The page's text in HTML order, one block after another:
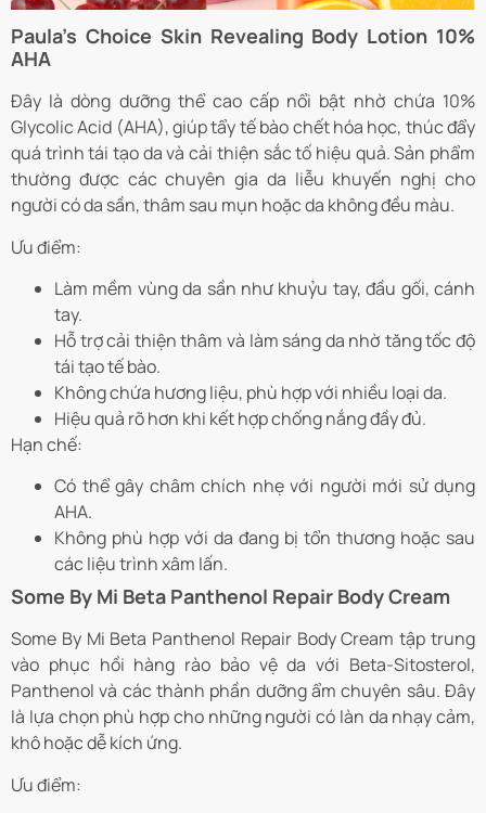
Paula’s Choice Skin Revealing Body Lotion 10%
AHA
Đây là dòng dưỡng thể cao cấp nổi bật nhờ chứa 10%
Glycolic Acid (AHA), giúp tẩy tế bào chết hóa học, thúc đẩy
quá trình tái tạo da và cải thiện sắc tố hiệu quả. Sản phẩm
thường được các chuyên gia da liễu khuyến nghị cho
người có da sần, thâm sau mụn hoặc da không đều màu.
Ưu điểm:
Làm mềm vùng da sần như khuỷu tay, đầu gối, cánh
tay.
Hỗ trợ cải thiện thâm và làm sáng da nhờ tăng tốc độ
tái tạo tế bào.
Không chứa hương liệu, phù hợp với nhiều loại da.
Hiệu quả rõ hơn khi kết hợp chống nắng đầy đủ.
Hạn chế:
Có thể gây châm chích nhẹ với người mới sử dụng
AHA.
Không phù hợp với da đang bị tổn thương hoặc sau
các liệu trình xâm lấn.
Some By Mi Beta Panthenol Repair Body Cream
Some By Mi Beta Panthenol Repair Body Cream tập trung
vào phục hồi hàng rào bảo vệ da với Beta-Sitosterol,
Panthenol và các thành phần dưỡng ẩm chuyên sâu. Đây
là lựa chọn phù hợp cho những người có làn da nhạy cảm,
khô hoặc dễ kích ứng.
Ưu điểm: